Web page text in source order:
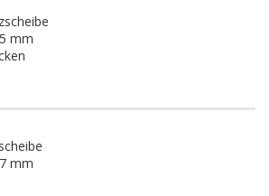
mm
mm